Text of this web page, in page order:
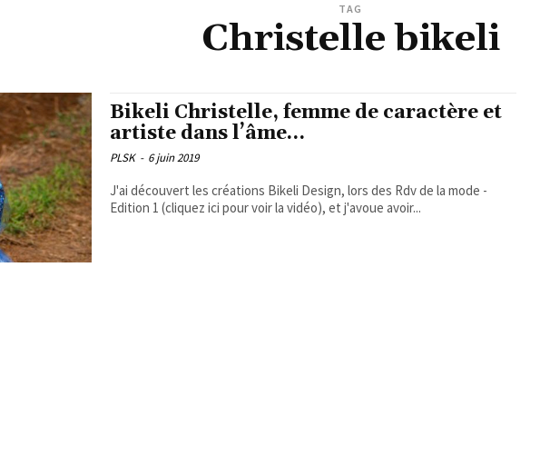
TAG
Christelle bikeli
Bikeli Christelle, femme de caractère et
artiste dans l’âme…
PLSK - 6 juin 2019
J'ai découvert les créations Bikeli Design, lors des Rdv de la mode -
Edition 1 (cliquez ici pour voir la vidéo), et j'avoue avoir...